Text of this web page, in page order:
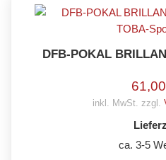
DFB-POKAL
inkl. MwSt. zzgl.
ca. 3-5